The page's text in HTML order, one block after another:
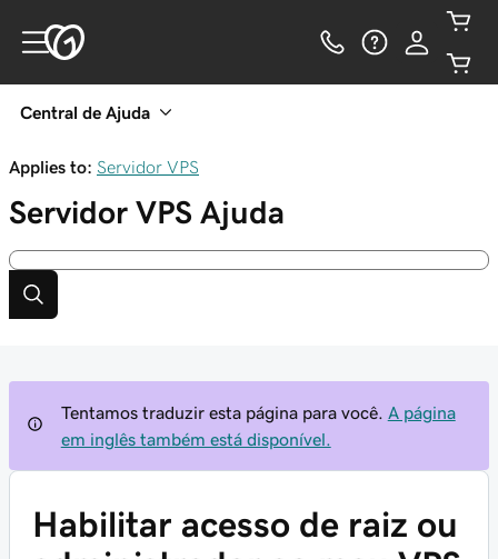
Central de Ajuda
Applies to: Servidor VPS
Servidor VPS Ajuda
Tentamos traduzir esta página para você.
A página
em inglês também está disponível.
Habilitar acesso de raiz ou